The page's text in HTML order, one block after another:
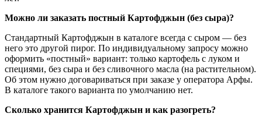
Можно ли заказать постный Картофджын (без сыра)?
Стандартный Картофджын в каталоге всегда с сыром — без
него это другой пирог. По индивидуальному запросу можно
оформить «постный» вариант: только картофель с луком и
специями, без сыра и без сливочного масла (на растительном).
Об этом нужно договариваться при заказе у оператора Арфы.
В каталоге такого варианта по умолчанию нет.
Сколько хранится Картофджын и как разогреть?